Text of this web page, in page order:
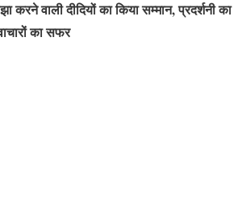
करने वाली दीदियों का किया सम्मान, प्रदर्शनी का
का सफर